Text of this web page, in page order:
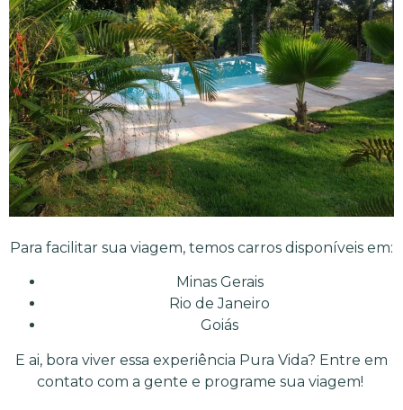
Para facilitar sua viagem, temos carros disponíveis em:
Minas Gerais
Rio de Janeiro
Goiás
E ai, bora viver essa experiência Pura Vida? Entre em
contato com a gente e programe sua viagem!